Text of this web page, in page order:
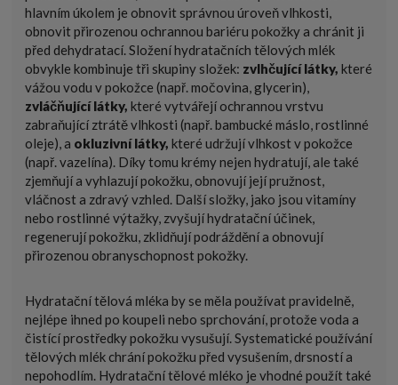
hlavním úkolem je obnovit správnou úroveň vlhkosti,
obnovit přirozenou ochrannou bariéru pokožky a chránit ji
před dehydratací. Složení hydratačních tělových mlék
obvykle kombinuje tři skupiny složek: zvlhčující látky, které
vážou vodu v pokožce (např. močovina, glycerin),
zvláčňující látky, které vytvářejí ochrannou vrstvu
zabraňující ztrátě vlhkosti (např. bambucké máslo, rostlinné
oleje), a okluzivní látky, které udržují vlhkost v pokožce
(např. vazelína). Díky tomu krémy nejen hydratují, ale také
zjemňují a vyhlazují pokožku, obnovují její pružnost,
vláčnost a zdravý vzhled. Další složky, jako jsou vitamíny
nebo rostlinné výtažky, zvyšují hydratační účinek,
regenerují pokožku, zklidňují podráždění a obnovují
přirozenou obranyschopnost pokožky.
Hydratační tělová mléka by se měla používat pravidelně,
nejlépe ihned po koupeli nebo sprchování, protože voda a
čistící prostředky pokožku vysušují. Systematické používání
tělových mlék chrání pokožku před vysušením, drsností a
nepohodlím. Hydratační tělové mléko je vhodné použít také